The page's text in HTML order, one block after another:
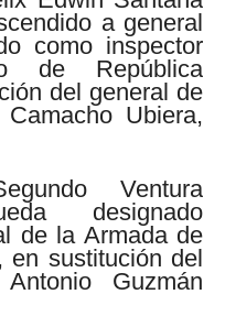
a general
como inspector
de República
del general de
Ubiera,
Ventura
designado
de la Armada de
en sustitución del
Guzmán